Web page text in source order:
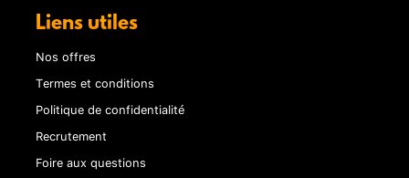
Liens utiles
Nos offres
Termes et conditions
Politique de confidentialité
Recrutement
Foire aux questions